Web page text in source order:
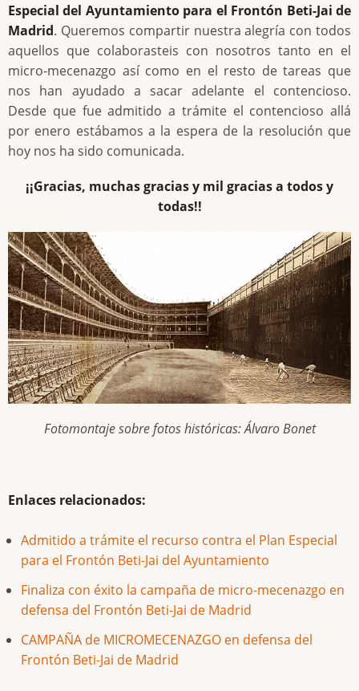
Especial del Ayuntamiento para el Frontón Beti-Jai de
Madrid. Queremos compartir nuestra alegría con todos
aquellos que colaborasteis con nosotros tanto en el
micro-mecenazgo así como en el resto de tareas que
nos han ayudado a sacar adelante el contencioso.
Desde que fue admitido a trámite el contencioso allá
por enero estábamos a la espera de la resolución que
hoy nos ha sido comunicada.
¡¡Gracias, muchas gracias y mil gracias a todos y
todas!!
Fotomontaje sobre fotos históricas: Álvaro Bonet
Enlaces relacionados:
Admitido a trámite el recurso contra el Plan Especial
para el Frontón Beti-Jai del Ayuntamiento
Finaliza con éxito la campaña de micro-mecenazgo en
defensa del Frontón Beti-Jai de Madrid
CAMPAÑA de MICROMECENAZGO en defensa del
Frontón Beti-Jai de Madrid